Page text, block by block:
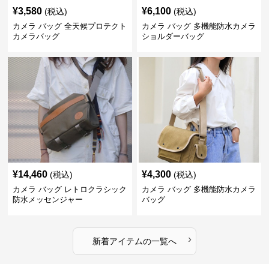
¥3,580 (税込)
カメラ バッグ 全天候プロテクト
カメラバッグ
¥6,100 (税込)
カメラ バッグ 多機能防水カメラ
ショルダーバッグ
¥14,460 (税込)
カメラ バッグ レトロクラシック
防水メッセンジャー
¥4,300 (税込)
カメラ バッグ 多機能防水カメラ
バッグ
新着アイテムの一覧へ ›